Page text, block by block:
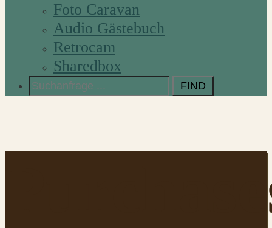
Foto Caravan
Audio Gästebuch
Retrocam
Sharedbox
Search
for: